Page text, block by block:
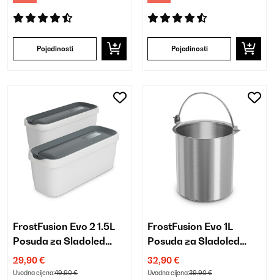
Pojedinosti Pojedinosti
FrostFusion Evo 2 1.5L
Posuda za Sladoled
Bijela
29,90 €
Uvodna cijena:49,90 €
FrostFusion Evo 1L
Posuda za Sladoled
Nehrđajući Čelik
32,90 €
Uvodna cijena:39,90 €